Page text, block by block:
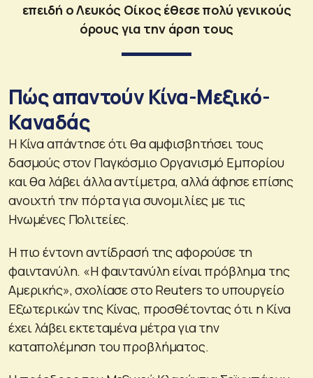
επειδή ο Λευκός Οίκος έθεσε πολύ γενικούς
όρους για την άρση τους
Πώς απαντούν Κίνα-Μεξικό-
Καναδάς
Η Κίνα απάντησε ότι θα αμφισβητήσει τους
δασμούς στον Παγκόσμιο Οργανισμό Εμπορίου
και θα λάβει άλλα αντίμετρα, αλλά άφησε επίσης
ανοιχτή την πόρτα για συνομιλίες με τις
Ηνωμένες Πολιτείες.
Η πιο έντονη αντίδρασή της αφορούσε τη
φαιντανύλη. «Η φαιντανύλη είναι πρόβλημα της
Αμερικής», σχολίασε στο Reuters το υπουργείο
Εξωτερικών της Κίνας, προσθέτοντας ότι η Κίνα
έχει λάβει εκτεταμένα μέτρα για την
καταπολέμηση του προβλήματος.